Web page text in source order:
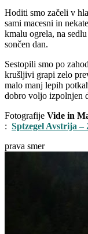
Hoditi smo začeli v
sami macesni in
kmalu ogrela, na
sončen dan.
Sestopili smo po
krušljivi grapi zelo
malo manj lepih
dobro voljo izpolnjen
Fotografije Vide in
: Sptzegel Avstrija
prava smer